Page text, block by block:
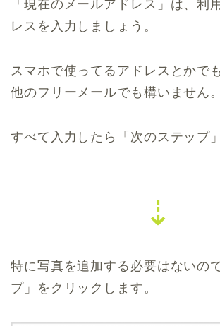
「現在のメールアドレス」は、利
レスを入力しましょう。
スマホで使ってるアドレスとかで
他のフリーメールでも構いません。
すべて入力したら「次のステップ
⇣
特に写真を追加する必要はないの
プ」をクリックします。